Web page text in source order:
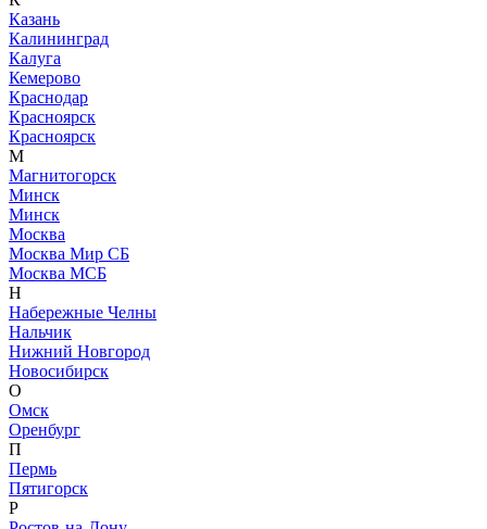
Казань
Калининград
Калуга
Кемерово
Краснодар
Красноярск
Красноярск
М
Магнитогорск
Минск
Минск
Москва
Москва Мир СБ
Москва МСБ
Н
Набережные Челны
Нальчик
Нижний Новгород
Новосибирск
О
Омск
Оренбург
П
Пермь
Пятигорск
Р